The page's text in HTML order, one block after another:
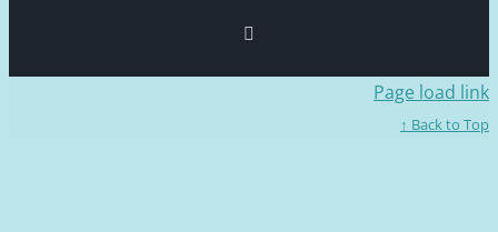
Facebook
Page